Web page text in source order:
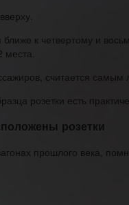
ближе к четвертому и
считается самым
розетки есть
розетки
прошлого века,